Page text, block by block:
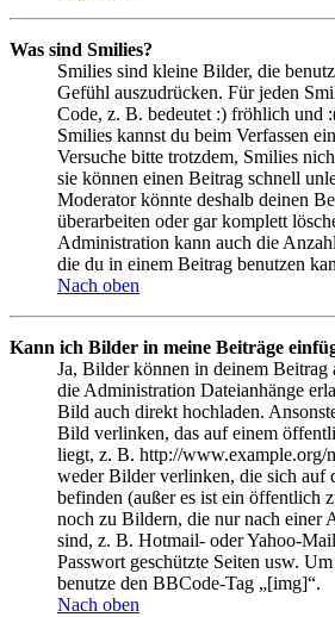
Was sind Smilies?
Smilies sind kleine Bilder, die
Gefühl auszudrücken. Für jeden
Code, z. B. bedeutet :) fröhlich und
Smilies kannst du beim Verfassen
Versuche bitte trotzdem, Smilies
sie können einen Beitrag schnell
Moderator könnte deshalb deinen
überarbeiten oder gar komplett
Administration kann auch die
die du in einem Beitrag benutzen
Nach oben
Kann ich Bilder in meine Beiträge
Ja, Bilder können in deinem Beitrag
die Administration Dateianhänge
Bild auch direkt hochladen.
Bild verlinken, das auf einem
liegt, z. B. http://www.example.org/
weder Bilder verlinken, die sich auf
befinden (außer es ist ein öffentlich
noch zu Bildern, die nur nach einer
sind, z. B. Hotmail- oder Yahoo-
Passwort geschützte Seiten usw.
benutze den BBCode-Tag „[img]“.
Nach oben